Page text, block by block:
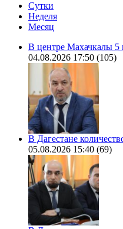
Сутки
Неделя
Месяц
В центре Махачкалы 5
04.08.2026 17:50 (105)
В Дагестане
05.08.2026 15:40 (69)